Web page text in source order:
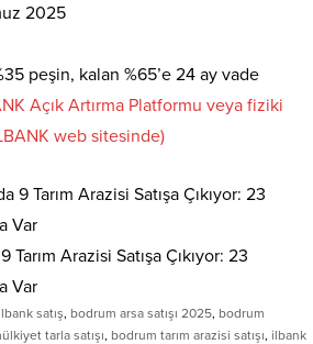
2025
peşin, kalan %65’e 24 ay vade
Açık Artırma Platformu veya fiziki
web sitesinde)
Tarım Arazisi Satışa Çıkıyor: 23
Var
satış, bodrum arsa satışı 2025, bodrum
tarla satışı, bodrum tarım arazisi satışı, ilbank